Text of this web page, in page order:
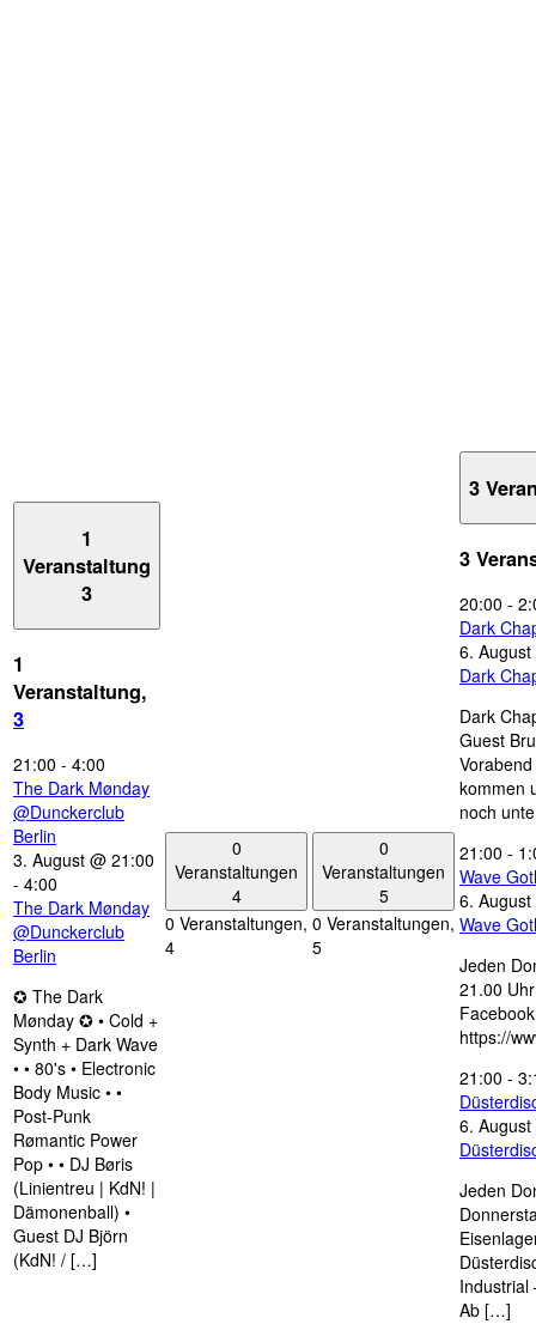
1
Veranstaltung
3
1
Veranstaltung,
3
21:00 - 4:00
The Dark Mønday
@Dunckerclub
Berlin
3. August @ 21:00
- 4:00
The Dark Mønday
@Dunckerclub
Berlin
✪ The Dark
Mønday ✪ • Cold +
Synth + Dark Wave
• • 80's • Electronic
Body Music • •
Post-Punk
Rømantic Power
Pop • • DJ Børis
(Linientreu | KdN! |
Dämonenball) •
Guest DJ Björn
(KdN! / […]
0
Veranstaltungen
4
0 Veranstaltungen,
4
0
Veranstaltungen
5
0 Veranstaltungen,
5
3
3
20:00 -
Dark
6.
Dark
Dark
Guest
kommen
noch
21:00 -
Wave
6.
Wave
Jeden
21.00
https://
21:00 -
6.
Jeden
Industrial
Ab […]